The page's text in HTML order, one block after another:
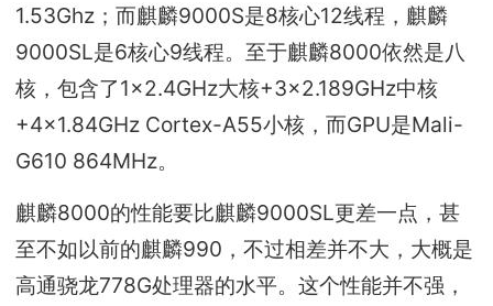
1.53Ghz；而麒麟9000S是8核心12线程，麒麟
9000SL是6核心9线程。至于麒麟8000依然是八
核，包含了1×2.4GHz大核+3×2.189GHz中核
+4×1.84GHz Cortex-A55小核，而GPU是Mali-
G610 864MHz。
麒麟8000的性能要比麒麟9000SL更差一点，甚
至不如以前的麒麟990，不过相差并不大，大概是
高通骁龙778G处理器的水平。这个性能并不强，